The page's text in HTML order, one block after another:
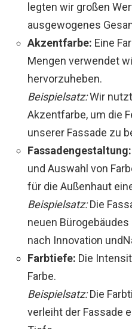
legten wir großen
ausgewogenes
Akzentfarbe: Eine
Mengen verwendet
hervorzuheben.
Beispielsatz:Wir
Akzentfarbe, um die
unserer Fassade zu
Fassadengestaltung:
und Auswahl von
für die Außenhaut
Beispielsatz:Die
neuen
nach Innovation
Farbtiefe: Die
Farbe.
Beispielsatz:Die
verleiht der Fassade